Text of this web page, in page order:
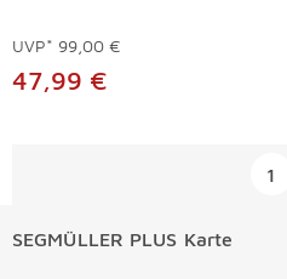
UVP* 99,00 €
47,99 €
1
SEGMÜLLER PLUS Karte